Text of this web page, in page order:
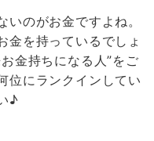
のがお金ですよね。
金を持っているでしょ
金持ちになる人”をご
位にランクインしてい
♪